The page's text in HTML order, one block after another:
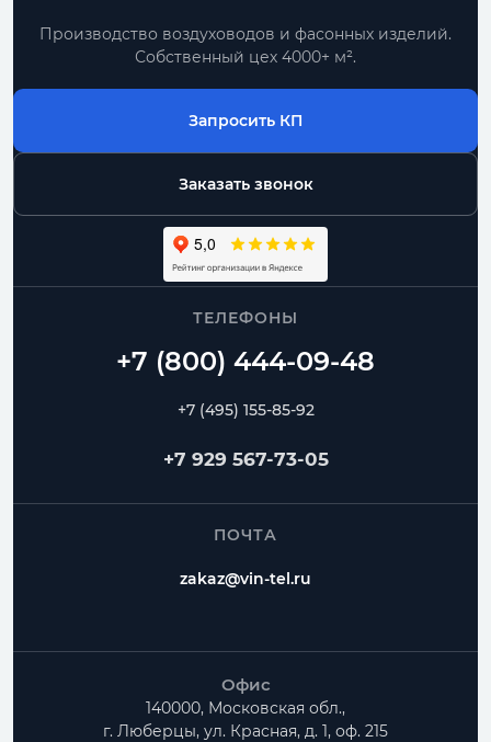
Производство воздуховодов и фасонных изделий.
Собственный цех 4000+ м².
Запросить КП
Заказать звонок
ТЕЛЕФОНЫ
+7 (495) 155-85-92
+7 929 567-73-05
ПОЧТА
zakaz@vin-tel.ru
Офис
140000, Московская обл.,
г. Люберцы, ул. Красная, д. 1, оф. 215